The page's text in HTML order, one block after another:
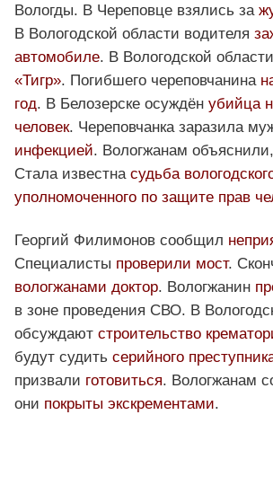
Вологды. В Череповце взялись за
В Вологодской области водителя
автомобиле. В Вологодской области
«Тигр». Погибшего череповчанина
год. В Белозерске осуждён убийца
человек. Череповчанка заразила
инфекцией. Вологжанам объяснили,
Стала известна судьба
уполномоченного по защите прав
Георгий Филимонов сообщил
Специалисты проверили мост.
вологжанами доктор. Вологжанин
в зоне проведения СВО. В
обсуждают строительство
будут судить серийного
призвали готовиться. Вологжанам
они покрыты экскрементами.